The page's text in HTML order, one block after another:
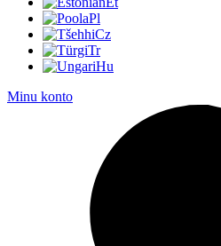
Pl
Cz
Tr
Hu
Minu konto